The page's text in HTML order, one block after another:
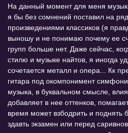
На данный момент для меня
я бы без сомнений поставил на
произведениями классиков (я
выношу и не понимаю почему ее
групп больше нет. Даже сейчас,
стилю и музыке найтов, я иногда
сочетается металл и опера... Кк
гитара под окомпонимент
музыка, в буквальном смысле,
добавляет в нее оттенков,
время может взбодрить и поднять
здавть экзамен или перед